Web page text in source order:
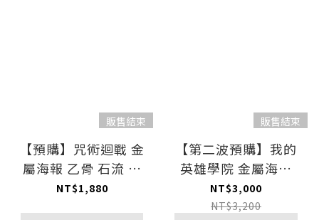
販售結束
【預購】咒術迴戰 金
屬海報 乙骨 石流 烏
鷺 領域展開
NT$1,880
販售結束
【第二波預購】我的
英雄學院 金屬海報
The End of An Era,
And－The
NT$3,000
NT$3,200